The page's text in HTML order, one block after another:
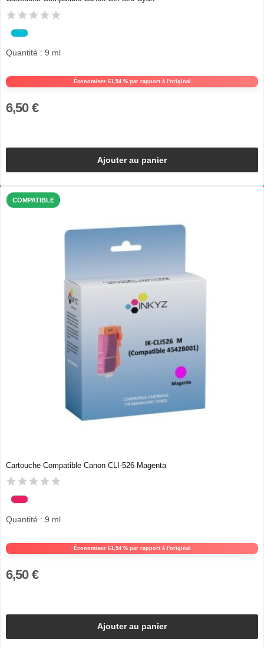
Économisez 61,54 % par rapport à l'original
Quantité : 9 ml
6,50 €
Ajouter au panier
COMPATIBLE
Cartouche Compatible Canon CLI-526 Magenta
Économisez 61,54 % par rapport à l'original
Quantité : 9 ml
6,50 €
Ajouter au panier